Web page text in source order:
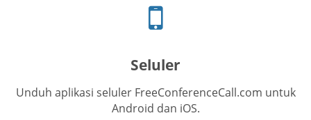
Ikon
telepon
Seluler
Unduh aplikasi seluler FreeConferenceCall.com untuk
Android dan iOS.